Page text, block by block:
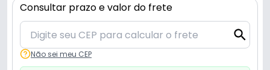
Consultar prazo e valor do frete
Não sei meu CEP